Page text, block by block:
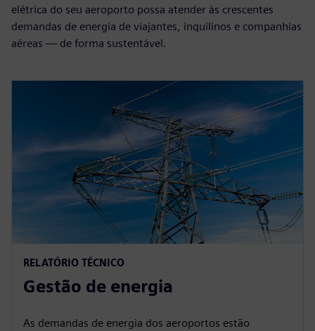
elétrica do seu aeroporto possa atender às crescentes
demandas de energia de viajantes, inquilinos e companhias
aéreas — de forma sustentável.
RELATÓRIO TÉCNICO
Gestão de energia
As demandas de energia dos aeroportos estão